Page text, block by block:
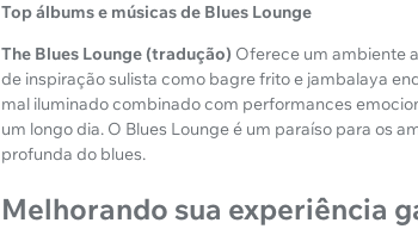
Top álbums e músicas de Blues Lounge
The Blues Lounge (tradução) Oferece um ambiente
de inspiração sulista como bagre frito e jambalaya
mal iluminado combinado com performances
um longo dia. O Blues Lounge é um paraíso para os
profunda do blues.
Melhorando sua experiência